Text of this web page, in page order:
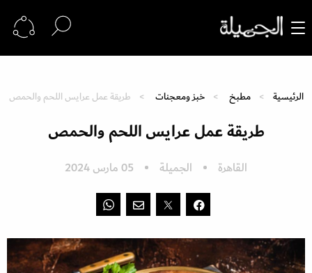
الرئيسية مطبخ خبز ومعجنات طريقة عمل عرايس اللحم والحمص
طريقة عمل عرايس اللحم والحمص
القاهرة الجميلة 05 مارس 2024